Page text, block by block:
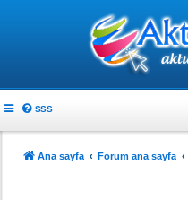
SSS
Ana sayfa Forum ana sayfa